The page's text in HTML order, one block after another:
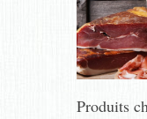
Produits